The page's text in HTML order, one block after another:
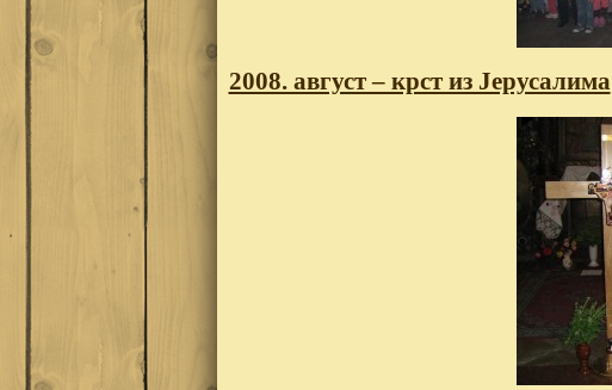
2008. август – крст из Јерусалима